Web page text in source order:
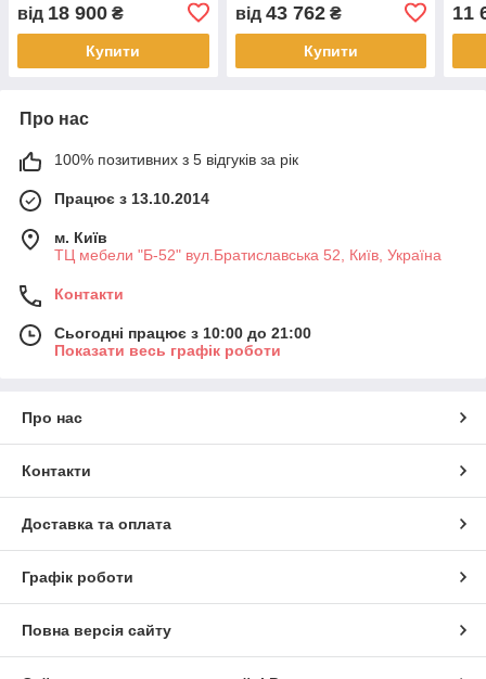
від 18 900 ₴
Купити
від 43 762₴
Купити
11
Про нас
100% позитивних з 5 відгуків за рік
Працює з 13.10.2014
м. Київ
ТЦ мебели "Б-52" вул.Братиславська 52, Київ, Україна
Контакти
Сьогодні працює з 10:00 до 21:00
Показати весь графік роботи
Про нас
Контакти
Доставка та оплата
Графік роботи
Повна версія сайту